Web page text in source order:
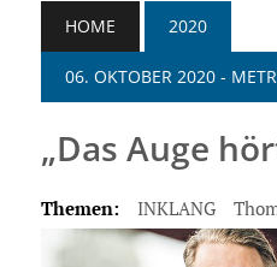
HOME 2020
06. OKTOBER 2020 -
„Das Auge
Themen: INKLANG